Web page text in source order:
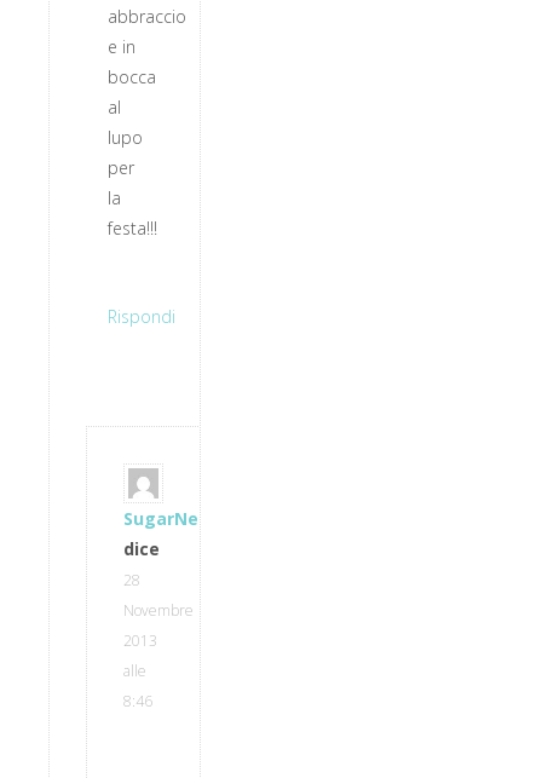
abbraccio
e in
bocca
al
lupo
per
la
festa!!!
Rispondi
SugarNess
dice
28
Novembre
2013
alle
8:46